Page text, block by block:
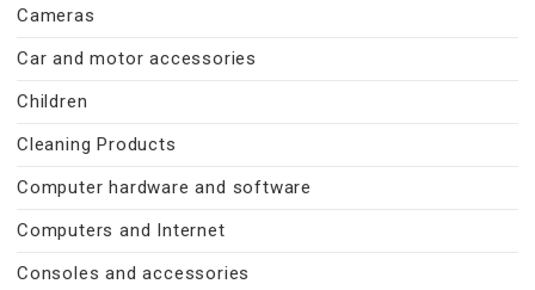
Cameras
Car and motor accessories
Children
Cleaning Products
Computer hardware and software
Computers and Internet
Consoles and accessories